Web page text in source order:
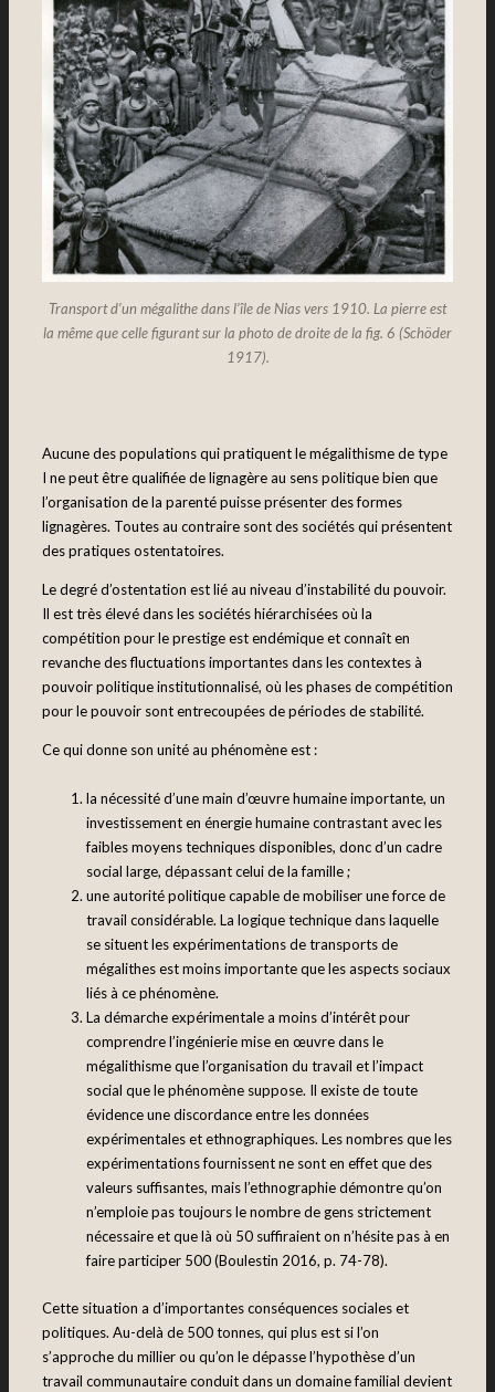
Transport d’un mégalithe dans l’île de Nias vers 1910. La pierre est
la même que celle figurant sur la photo de droite de la fig. 6 (Schöder
1917).
Aucune des populations qui pratiquent le mégalithisme de type
I ne peut être qualifiée de lignagère au sens politique bien que
l’organisation de la parenté puisse présenter des formes
lignagères. Toutes au contraire sont des sociétés qui présentent
des pratiques ostentatoires.
Le degré d’ostentation est lié au niveau d’instabilité du pouvoir.
Il est très élevé dans les sociétés hiérarchisées où la
compétition pour le prestige est endémique et connaît en
revanche des fluctuations importantes dans les contextes à
pouvoir politique institutionnalisé, où les phases de compétition
pour le pouvoir sont entrecoupées de périodes de stabilité.
Ce qui donne son unité au phénomène est :
la nécessité d’une main d’œuvre humaine importante, un
investissement en énergie humaine contrastant avec les
faibles moyens techniques disponibles, donc d’un cadre
social large, dépassant celui de la famille ;
une autorité politique capable de mobiliser une force de
travail considérable. La logique technique dans laquelle
se situent les expérimentations de transports de
mégalithes est moins importante que les aspects sociaux
liés à ce phénomène.
La démarche expérimentale a moins d’intérêt pour
comprendre l’ingénierie mise en œuvre dans le
mégalithisme que l’organisation du travail et l’impact
social que le phénomène suppose. Il existe de toute
évidence une discordance entre les données
expérimentales et ethnographiques. Les nombres que les
expérimentations fournissent ne sont en effet que des
valeurs suffisantes, mais l’ethnographie démontre qu’on
n’emploie pas toujours le nombre de gens strictement
nécessaire et que là où 50 suffiraient on n’hésite pas à en
faire participer 500 (Boulestin 2016, p. 74-78).
Cette situation a d’importantes conséquences sociales et
politiques. Au-delà de 500 tonnes, qui plus est si l’on
s’approche du millier ou qu’on le dépasse l’hypothèse d’un
travail communautaire conduit dans un domaine familial devient